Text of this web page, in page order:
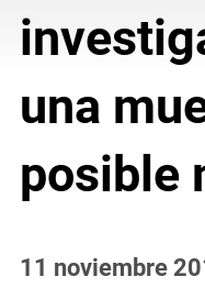
una
posible
11 noviembre